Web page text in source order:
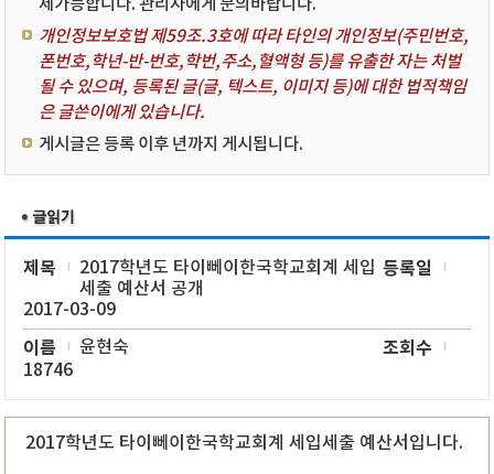
제가능합니다. 관리자에게 문의바랍니다.
개인정보보호법 제59조.3호에 따라 타인의 개인정보(주민번호,
폰번호,학년-반-번호,학번,주소,혈액형 등)를 유출한 자는 처벌
될 수 있으며, 등록된 글(글, 텍스트, 이미지 등)에 대한 법적책임
은 글쓴이에게 있습니다.
게시글은 등록 이후 년까지 게시됩니다.
제목
2017학년도 타이뻬이한국학교회계 세입
세출 예산서 공개
등록일
2017-03-09
이름 윤현숙 조회수
18746
2017학년도 타이뻬이한국학교회계 세입세출 예산서입니다.